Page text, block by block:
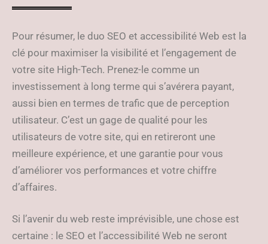
Pour résumer, le duo SEO et accessibilité Web est la
clé pour maximiser la visibilité et l’engagement de
votre site High-Tech. Prenez-le comme un
investissement à long terme qui s’avérera payant,
aussi bien en termes de trafic que de perception
utilisateur. C’est un gage de qualité pour les
utilisateurs de votre site, qui en retireront une
meilleure expérience, et une garantie pour vous
d’améliorer vos performances et votre chiffre
d’affaires.
Si l’avenir du web reste imprévisible, une chose est
certaine : le SEO et l’accessibilité Web ne seront